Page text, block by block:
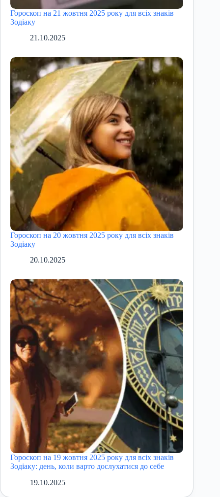
Гороскоп на 21 жовтня 2025 року для всіх знаків
Зодіаку
21.10.2025
Гороскоп на 20 жовтня 2025 року для всіх знаків
Зодіаку
20.10.2025
Гороскоп на 19 жовтня 2025 року для всіх знаків
Зодіаку: день, коли варто дослухатися до себе
19.10.2025